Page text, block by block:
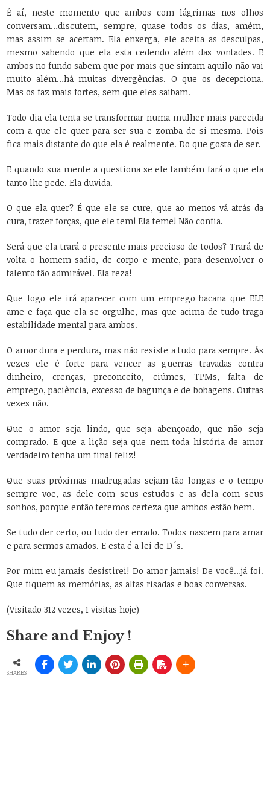
É aí, neste momento que ambos com lágrimas nos olhos
conversam…discutem, sempre, quase todos os dias, amém,
mas assim se acertam. Ela enxerga, ele aceita as desculpas,
mesmo sabendo que ela esta cedendo além das vontades. E
ambos no fundo sabem que por mais que sintam aquilo não vai
muito além…há muitas divergências. O que os decepciona.
Mas os faz mais fortes, sem que eles saibam.
Todo dia ela tenta se transformar numa mulher mais parecida
com a que ele quer para ser sua e zomba de si mesma. Pois
fica mais distante do que ela é realmente. Do que gosta de ser.
E quando sua mente a questiona se ele também fará o que ela
tanto lhe pede. Ela duvida.
O que ela quer? É que ele se cure, que ao menos vá atrás da
cura, trazer forças, que ele tem! Ela teme! Não confia.
Será que ela trará o presente mais precioso de todos? Trará de
volta o homem sadio, de corpo e mente, para desenvolver o
talento tão admirável. Ela reza!
Que logo ele irá aparecer com um emprego bacana que ELE
ame e faça que ela se orgulhe, mas que acima de tudo traga
estabilidade mental para ambos.
O amor dura e perdura, mas não resiste a tudo para sempre. Às
vezes ele é forte para vencer as guerras travadas contra
dinheiro, crenças, preconceito, ciúmes, TPMs, falta de
emprego, paciência, excesso de bagunça e de bobagens. Outras
vezes não.
Que o amor seja lindo, que seja abençoado, que não seja
comprado. E que a lição seja que nem toda história de amor
verdadeiro tenha um final feliz!
Que suas próximas madrugadas sejam tão longas e o tempo
sempre voe, as dele com seus estudos e as dela com seus
sonhos, porque então teremos certeza que ambos estão bem.
Se tudo der certo, ou tudo der errado. Todos nascem para amar
e para sermos amados. E esta é a lei de D´s.
Por mim eu jamais desistirei! Do amor jamais! De você…já foi.
Que fiquem as memórias, as altas risadas e boas conversas.
(Visitado 312 vezes, 1 visitas hoje)
Share and Enjoy !
SHARES